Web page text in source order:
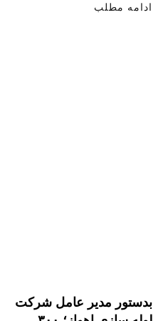
ادامه مطلب
بدستور مدیر عامل شرکت